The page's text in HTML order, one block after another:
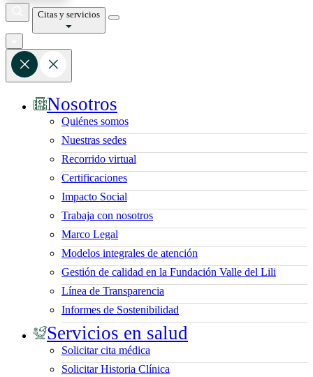
Citas y servicios
Nosotros
Quiénes somos
Nuestras sedes
Recorrido virtual
Certificaciones
Impacto Social
Trabaja con nosotros
Marco Legal
Modelos integrales de atención
Gestión de calidad en la Fundación Valle del Lili
Línea de Transparencia
Informes de Sostenibilidad
Servicios en salud
Solicitar cita médica
Solicitar Historia Clínica